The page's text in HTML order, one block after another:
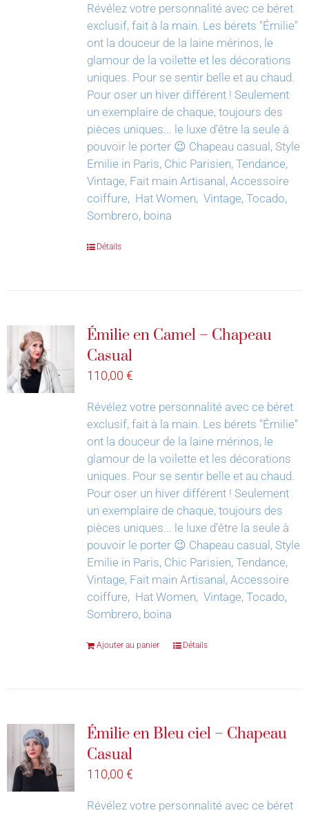
Révélez votre personnalité avec ce béret
exclusif, fait à la main. Les bérets "Émilie"
ont la douceur de la laine mérinos, le
glamour de la voilette et les décorations
uniques. Pour se sentir belle et au chaud.
Pour oser un hiver différent ! Seulement
un exemplaire de chaque, toujours des
pièces uniques... le luxe d'être la seule à
pouvoir le porter 😉 Chapeau casual, Style
Emilie in Paris, Chic Parisien, Tendance,
Vintage, Fait main Artisanal, Accessoire
coiffure, Hat Women, Vintage, Tocado,
Sombrero, boina
Détails
Émilie en Camel – Chapeau
Casual
110,00 €
Révélez votre personnalité avec ce béret
exclusif, fait à la main. Les bérets "Émilie"
ont la douceur de la laine mérinos, le
glamour de la voilette et les décorations
uniques. Pour se sentir belle et au chaud.
Pour oser un hiver différent ! Seulement
un exemplaire de chaque, toujours des
pièces uniques... le luxe d'être la seule à
pouvoir le porter 😉 Chapeau casual, Style
Emilie in Paris, Chic Parisien, Tendance,
Vintage, Fait main Artisanal, Accessoire
coiffure, Hat Women, Vintage, Tocado,
Sombrero, boina
Ajouter au panier Détails
Émilie en Bleu ciel – Chapeau
Casual
110,00 €
Révélez votre personnalité avec ce béret